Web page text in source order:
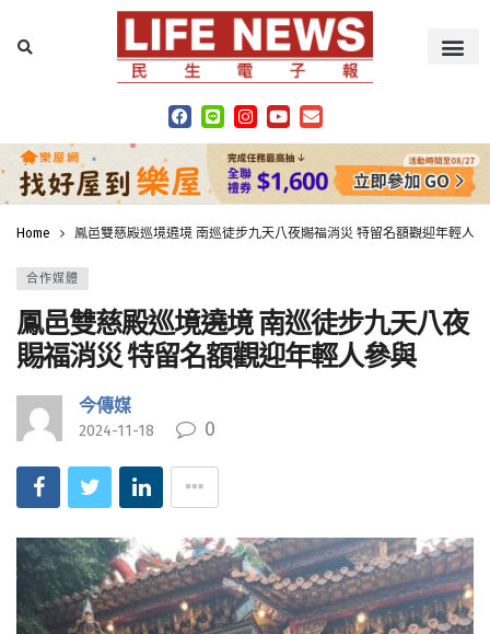
Home 鳳邑雙慈殿巡境遶境 南巡徒步九天八夜賜福消災 特留名額觀迎年輕人
合作媒體
鳳邑雙慈殿巡境遶境 南巡徒步九天八夜
賜福消災 特留名額觀迎年輕人參與
今傳媒
2024-11-18 0